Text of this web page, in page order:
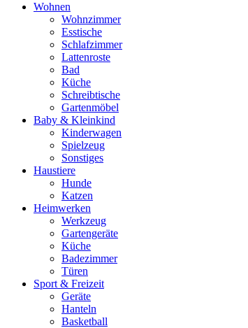
Wohnen
Wohnzimmer
Esstische
Schlafzimmer
Lattenroste
Bad
Küche
Schreibtische
Gartenmöbel
Baby & Kleinkind
Kinderwagen
Spielzeug
Sonstiges
Haustiere
Hunde
Katzen
Heimwerken
Werkzeug
Gartengeräte
Küche
Badezimmer
Türen
Sport & Freizeit
Geräte
Hanteln
Basketball